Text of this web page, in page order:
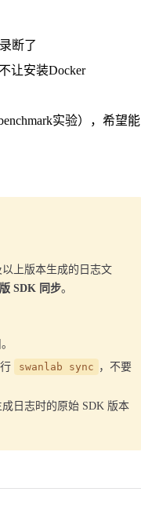
断了
让安装Docker
实验），希望能
以上版本生成的日志文
SDK 同步。
swanlab sync ，不要
日志时的原始 SDK 版本